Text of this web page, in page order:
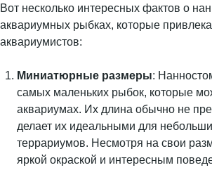
Вот несколько интересных фактов о
аквариумных рыбках, которые
аквариумистов:
Миниатюрные размеры:
самых маленьких рыбок, которые
аквариумах. Их длина обычно не
делает их идеальными для
террариумов. Несмотря на свои
яркой окраской и интересным